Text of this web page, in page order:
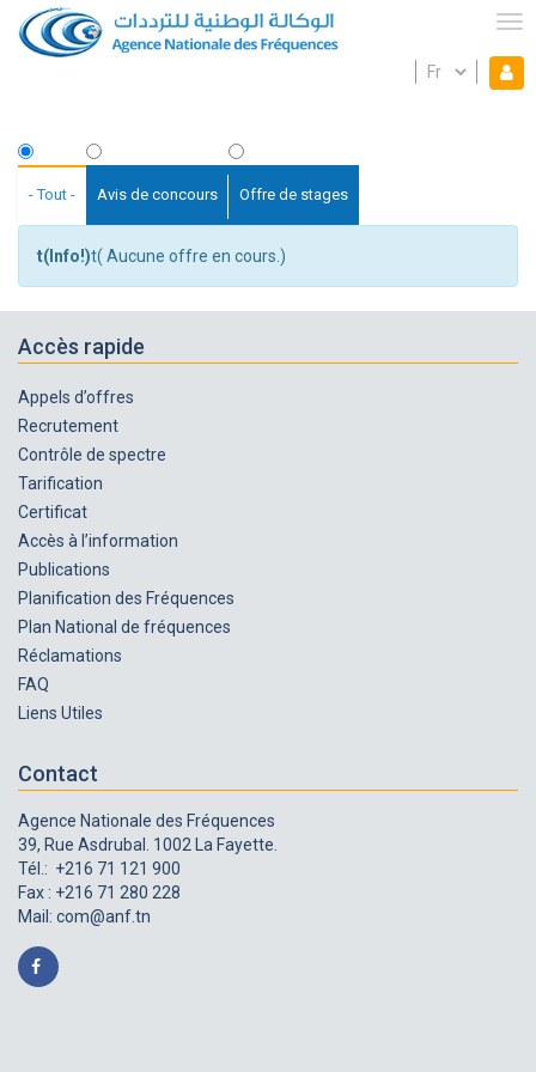
Aller
au
contenu
Mon espace
Select
Fil
d'Ariane
- Tout - Avis de concours Offre de stages
t(Info!)t( Aucune offre en cours.)
Accès rapide
Appels d’offres
Recrutement
Contrôle de spectre
Tarification
Certificat
Accès à l’information
Publications
Planification des Fréquences
Plan National de fréquences
Réclamations
FAQ
Liens Utiles
Contact
Agence Nationale des Fréquences
39, Rue Asdrubal. 1002 La Fayette.
Tél.: +216 71 121 900
Fax : +216 71 280 228
Mail: com@anf.tn